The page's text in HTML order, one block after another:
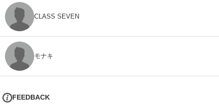
CLASS SEVEN
モナキ
FEEDBACK